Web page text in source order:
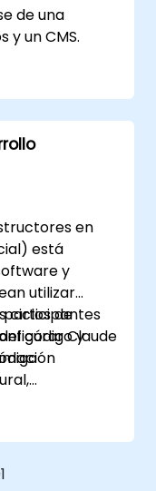
de una
y un CMS.
en
en
está
y
utilizar
ciclos de
código y
participantes
Claude